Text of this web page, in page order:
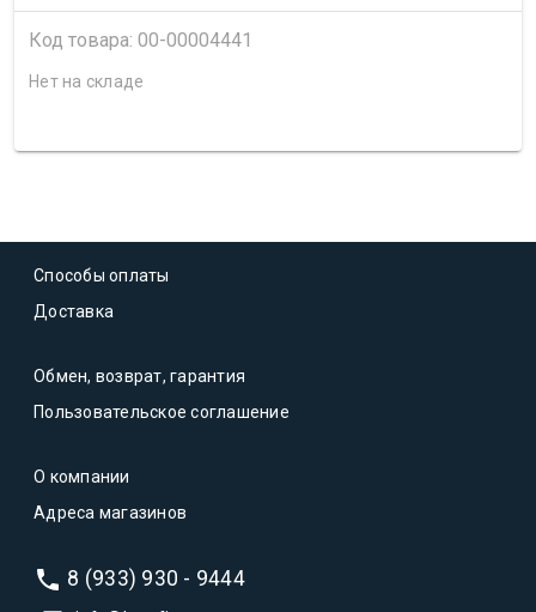
Код товара: 00-00004441
Нет на складе
Способы оплаты
Доставка
Обмен, возврат, гарантия
Пользовательское соглашение
О компании
Адреса магазинов
8 (933) 930 - 9444